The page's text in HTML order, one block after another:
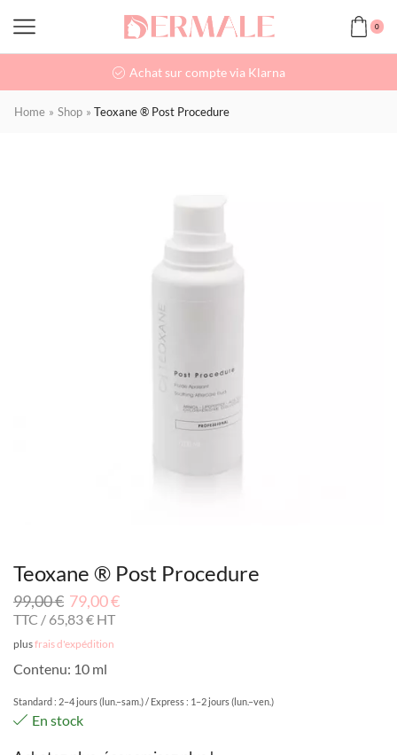
0
Achat sur compte via Klarna
Home » Shop » Teoxane ® Post Procedure
Teoxane ® Post Procedure
99,00€ 79,00€
TTC / 65,83€ HT
plusfrais d'expédition
Contenu: 10 ml
Standard : 2–4 jours (lun.–sam.) / Express : 1–2 jours (lun.–ven.)
En stock